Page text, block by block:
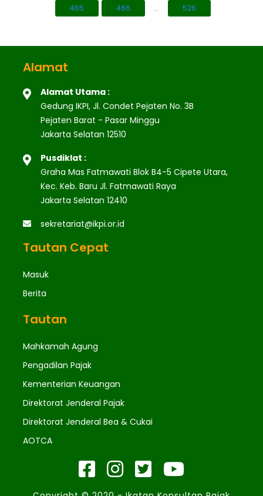
465
466 ... 526
Alamat
Alamat Utama :
Gedung IKPI, Jl. Condet Pejaten No. 3B
Pejaten Barat - Pasar Minggu
Jakarta Selatan 12510
Pusdiklat :
Graha Mas Fatmawati Blok B4-5 Cipete Utara,
Kec. Keb. Baru Jl. Fatmawati Raya
Jakarta Selatan 12410
sekretariat@ikpi.or.id
Tautan Cepat
Masuk
Berita
Tautan
Mahkamah Agung
Pengadilan Pajak
Kementerian Keuangan
Direktorat Jenderal Pajak
Direktorat Jenderal Bea & Cukai
AOTCA